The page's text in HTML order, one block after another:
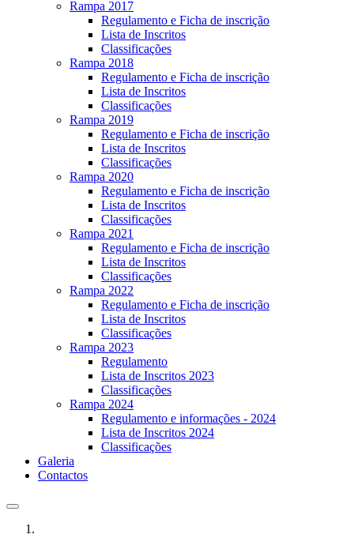
Rampa 2017
Regulamento e Ficha de inscrição
Lista de Inscritos
Classificações
Rampa 2018
Regulamento e Ficha de inscrição
Lista de Inscritos
Classificações
Rampa 2019
Regulamento e Ficha de inscrição
Lista de Inscritos
Classificações
Rampa 2020
Regulamento e Ficha de inscrição
Lista de Inscritos
Classificações
Rampa 2021
Regulamento e Ficha de inscrição
Lista de Inscritos
Classificações
Rampa 2022
Regulamento e Ficha de inscrição
Lista de Inscritos
Classificações
Rampa 2023
Regulamento
Lista de Inscritos 2023
Classificações
Rampa 2024
Regulamento e informações - 2024
Lista de Inscritos 2024
Classificações
Galeria
Contactos